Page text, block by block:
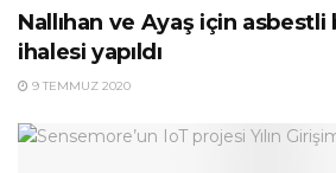
Nallıhan ve Ayaş için
ihalesi yapıldı
9 TEMMUZ 2020